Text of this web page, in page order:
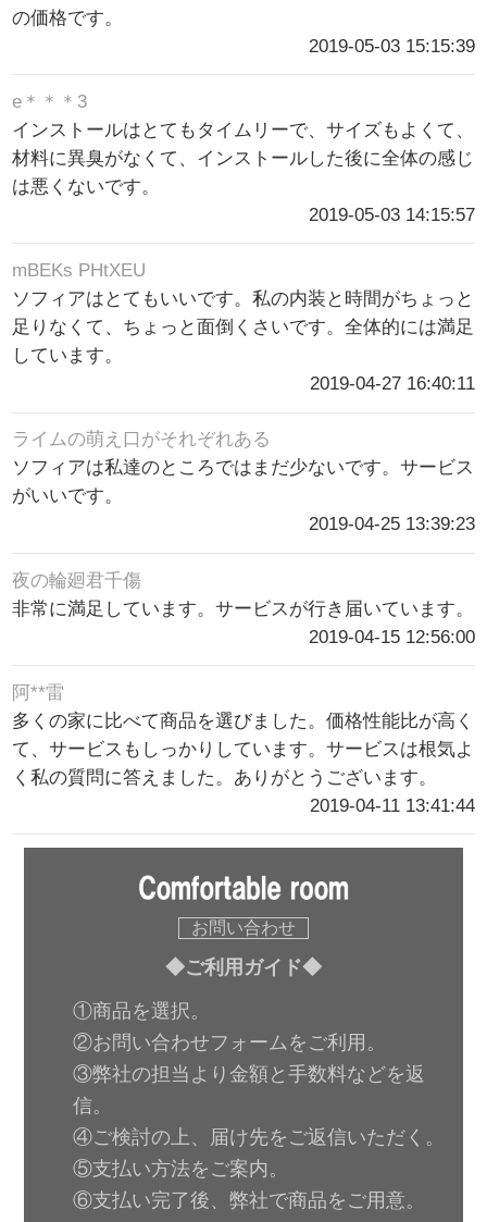
の価格です。
2019-05-03 15:15:39
e＊＊＊3
インストールはとてもタイムリーで、サイズもよくて、
材料に異臭がなくて、インストールした後に全体の感じ
は悪くないです。
2019-05-03 14:15:57
mBEKs PHtXEU
ソフィアはとてもいいです。私の内装と時間がちょっと
足りなくて、ちょっと面倒くさいです。全体的には満足
しています。
2019-04-27 16:40:11
ライムの萌え口がそれぞれある
ソフィアは私達のところではまだ少ないです。サービス
がいいです。
2019-04-25 13:39:23
夜の輪廻君千傷
非常に満足しています。サービスが行き届いています。
2019-04-15 12:56:00
阿**雷
多くの家に比べて商品を選びました。価格性能比が高く
て、サービスもしっかりしています。サービスは根気よ
く私の質問に答えました。ありがとうございます。
2019-04-11 13:41:44
お問い合わせ
◆ご利用ガイド◆
①商品を選択。
②お問い合わせフォームをご利用。
③弊社の担当より金額と手数料などを返
信。
④ご検討の上、届け先をご返信いただく。
⑤支払い方法をご案内。
⑥支払い完了後、弊社で商品をご用意。